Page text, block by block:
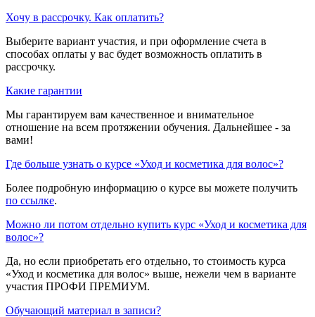
Хочу в рассрочку. Как оплатить?
Выберите вариант участия, и при оформление счета в
способах оплаты у вас будет возможность оплатить в
рассрочку.
Какие гарантии
Мы гарантируем вам качественное и внимательное
отношение на всем протяжении обучения. Дальнейшее - за
вами!
Где больше узнать о курсе «Уход и косметика для волос»?
Более подробную информацию о курсе вы можете получить
по ссылке.
Можно ли потом отдельно купить курс «Уход и косметика для
волос»?
Да, но если приобретать его отдельно, то стоимость курса
«Уход и косметика для волос» выше, нежели чем в варианте
участия ПРОФИ ПРЕМИУМ.
Обучающий материал в записи?